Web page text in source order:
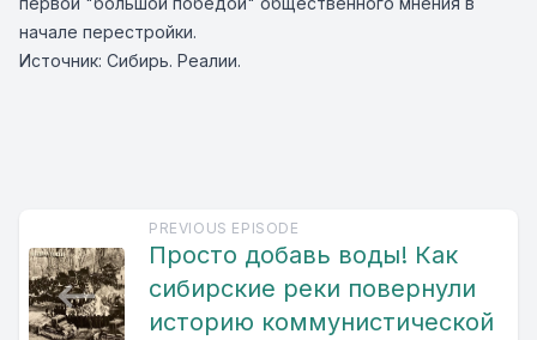
начале перестройки.
Источник: Сибирь. Реалии.
PREVIOUS EPISODE
Просто добавь воды! Как
сибирские реки повернули
историю коммунистической